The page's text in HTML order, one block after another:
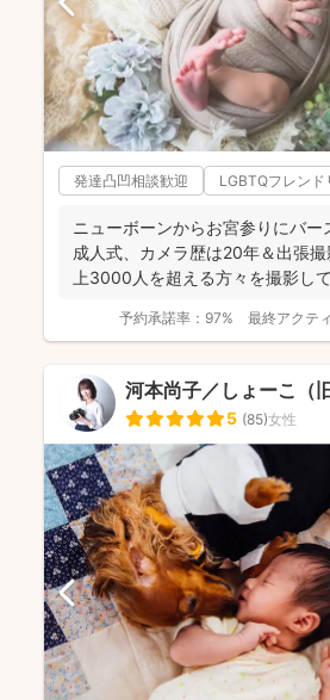
発達凸凹相談歓迎 LGBTQフレンド
ニューボーンからお宮参りにバー
成人式、カメラ歴は20年＆出張
上3000人を超える方々を撮影し
予約承諾率： 97% 最終アクテ
河本尚子／しょーこ（
5 (85)女性